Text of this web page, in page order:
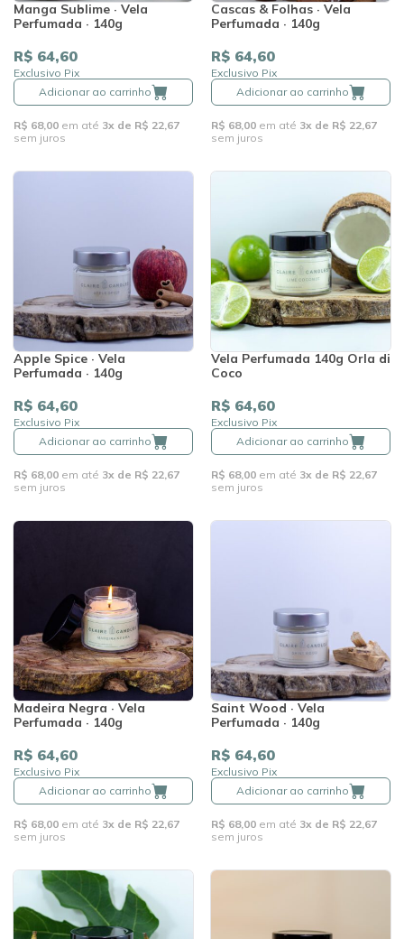
Manga Sublime · Vela
Perfumada · 140g
R$ 64,60
Exclusivo Pix
Adicionar ao carrinho
R$ 68,00 em até 3x de R$ 22,67
sem juros
Cascas & Folhas · Vela
Perfumada · 140g
R$ 64,60
Exclusivo Pix
Adicionar ao carrinho
R$ 68,00 em até 3x de R$ 22,67
sem juros
Apple Spice · Vela
Perfumada · 140g
R$ 64,60
Exclusivo Pix
Adicionar ao carrinho
R$ 68,00 em até 3x de R$ 22,67
sem juros
Vela Perfumada 140g Orla di
Coco
R$ 64,60
Exclusivo Pix
Adicionar ao carrinho
R$ 68,00 em até 3x de R$ 22,67
sem juros
Madeira Negra · Vela
Perfumada · 140g
R$ 64,60
Exclusivo Pix
Adicionar ao carrinho
R$ 68,00 em até 3x de R$ 22,67
sem juros
Saint Wood · Vela
Perfumada · 140g
R$ 64,60
Exclusivo Pix
Adicionar ao carrinho
R$ 68,00 em até 3x de R$ 22,67
sem juros